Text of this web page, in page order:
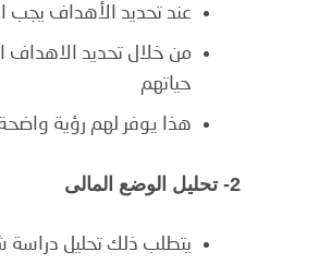
عند تحديد الأهداف يجب
من خلال تحديد الاهداف
حياتهم
هذا يوفر لهم رؤية
2- تحليل الوضع المالى
يتطلب ذلك تحليل دراسة